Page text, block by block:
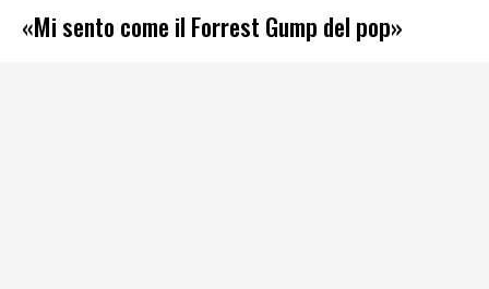
«Mi sento come il Forrest Gump del pop»